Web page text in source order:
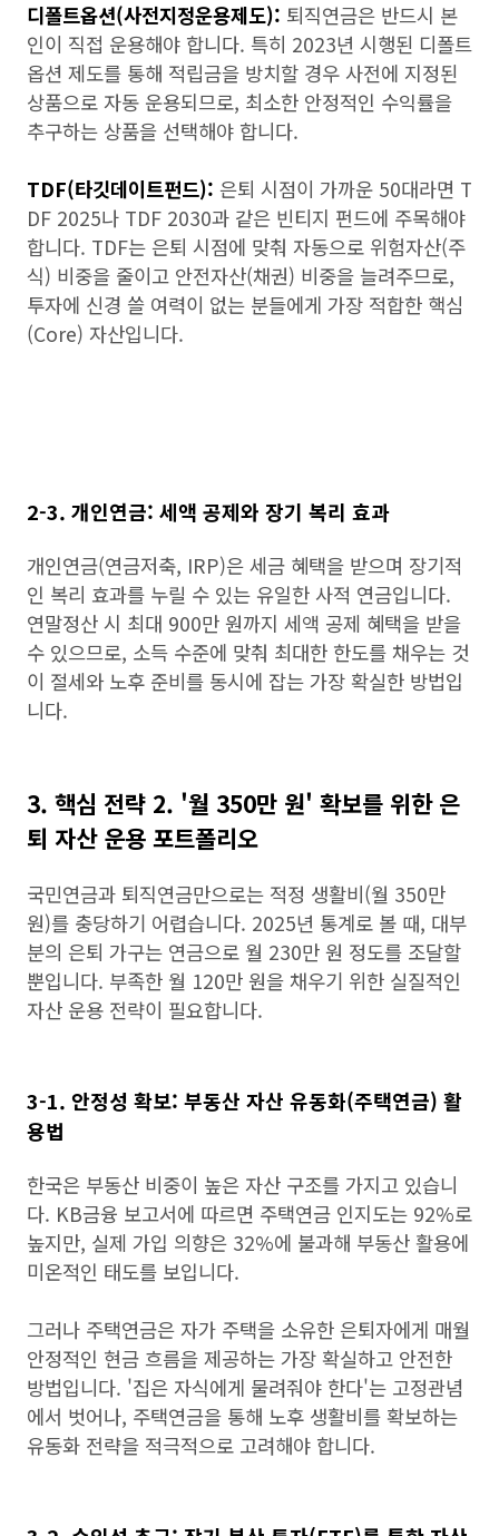
디폴트옵션(사전지정운용제도): 퇴직연금은 반드시 본
인이 직접 운용해야 합니다. 특히 2023년 시행된 디폴트
옵션 제도를 통해 적립금을 방치할 경우 사전에 지정된
상품으로 자동 운용되므로, 최소한 안정적인 수익률을
추구하는 상품을 선택해야 합니다.
TDF(타깃데이트펀드): 은퇴 시점이 가까운 50대라면 T
DF 2025나 TDF 2030과 같은 빈티지 펀드에 주목해야
합니다. TDF는 은퇴 시점에 맞춰 자동으로 위험자산(주
식) 비중을 줄이고 안전자산(채권) 비중을 늘려주므로,
투자에 신경 쓸 여력이 없는 분들에게 가장 적합한 핵심
(Core) 자산입니다.
2-3. 개인연금: 세액 공제와 장기 복리 효과
개인연금(연금저축, IRP)은 세금 혜택을 받으며 장기적
인 복리 효과를 누릴 수 있는 유일한 사적 연금입니다.
연말정산 시 최대 900만 원까지 세액 공제 혜택을 받을
수 있으므로, 소득 수준에 맞춰 최대한 한도를 채우는 것
이 절세와 노후 준비를 동시에 잡는 가장 확실한 방법입
니다.
3. 핵심 전략 2. '월 350만 원' 확보를 위한 은
퇴 자산 운용 포트폴리오
국민연금과 퇴직연금만으로는 적정 생활비(월 350만
원)를 충당하기 어렵습니다. 2025년 통계로 볼 때, 대부
분의 은퇴 가구는 연금으로 월 230만 원 정도를 조달할
뿐입니다. 부족한 월 120만 원을 채우기 위한 실질적인
자산 운용 전략이 필요합니다.
3-1. 안정성 확보: 부동산 자산 유동화(주택연금) 활
용법
한국은 부동산 비중이 높은 자산 구조를 가지고 있습니
다. KB금융 보고서에 따르면 주택연금 인지도는 92%로
높지만, 실제 가입 의향은 32%에 불과해 부동산 활용에
미온적인 태도를 보입니다.
그러나 주택연금은 자가 주택을 소유한 은퇴자에게 매월
안정적인 현금 흐름을 제공하는 가장 확실하고 안전한
방법입니다. '집은 자식에게 물려줘야 한다'는 고정관념
에서 벗어나, 주택연금을 통해 노후 생활비를 확보하는
유동화 전략을 적극적으로 고려해야 합니다.